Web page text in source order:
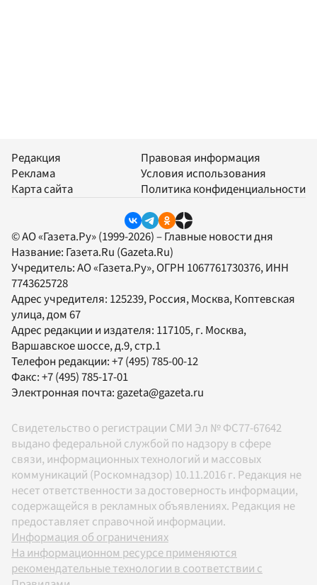
Редакция
Реклама
Карта сайта
Правовая информация
Условия использования
Политика конфиденциальности
© АО «Газета.Ру» (1999-2026) – Главные новости дня
Название: Газета.Ru (Gazeta.Ru)
Учредитель:АО «Газета.Ру», ОГРН 1067761730376, ИНН
7743625728
Адрес учредителя: 125239, Россия, Москва, Коптевская
улица, дом 67
Адрес редакции и издателя: 117105, г. Москва,
Варшавское шоссе, д.9, стр.1
Телефон редакции:+7 (495) 785-00-12
Факс:+7 (495) 785-17-01
Электронная почта: gazeta@gazeta.ru
Свидетельство о регистрации СМИ Эл № ФС77-67642
выдано федеральной службой по надзору в сфере
связи, информационных технологий и массовых
коммуникаций (Роскомнадзор) 10.11.2016 г. Редакция не
несет ответственности за достоверность информации,
содержащейся в рекламных объявлениях. Редакция не
предоставляет справочной информации.
Информация об ограничениях
На информационном ресурсе применяются
рекомендательные технологии в соответствии с